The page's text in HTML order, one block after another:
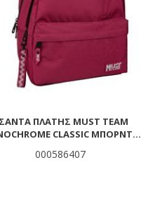
ΠΛΆΤΗΣ MUST TEAM
CLASSIC ΜΠΟΡΝΤΌ
000586407